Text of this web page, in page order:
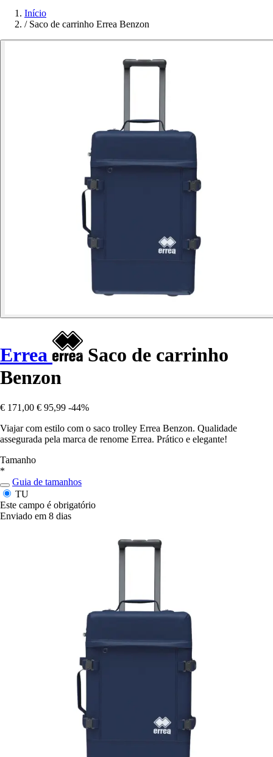
Início
/ Saco de carrinho Errea Benzon
Errea
Saco de carrinho
Benzon
€ 171,00 € 95,99 -44%
Viajar com estilo com o saco trolley Errea Benzon. Qualidade
assegurada pela marca de renome Errea. Prático e elegante!
Tamanho
*
Guia de tamanhos
TU
Este campo é obrigatório
Enviado em 8 dias